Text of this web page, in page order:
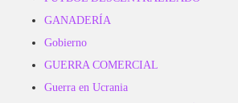
GANADERÍA
Gobierno
GUERRA COMERCIAL
Guerra en Ucrania